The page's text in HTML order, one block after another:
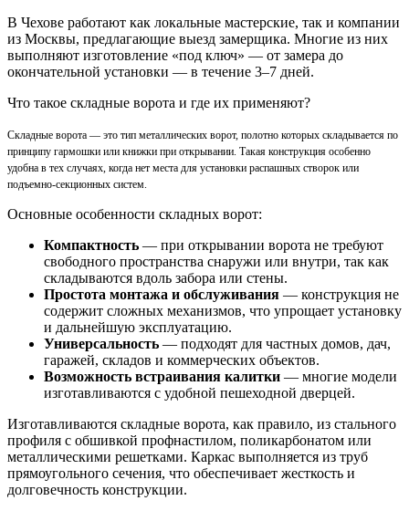
В Чехове работают как локальные мастерские, так и компании
из Москвы, предлагающие выезд замерщика. Многие из них
выполняют изготовление «под ключ» — от замера до
окончательной установки — в течение 3–7 дней.
Что такое складные ворота и где их применяют?
Складные ворота — это тип металлических ворот, полотно которых складывается по
принципу гармошки или книжки при открывании. Такая конструкция особенно
удобна в тех случаях, когда нет места для установки распашных створок или
подъемно-секционных систем.
Основные особенности складных ворот:
Компактность — при открывании ворота не требуют
свободного пространства снаружи или внутри, так как
складываются вдоль забора или стены.
Простота монтажа и обслуживания — конструкция не
содержит сложных механизмов, что упрощает установку
и дальнейшую эксплуатацию.
Универсальность — подходят для частных домов, дач,
гаражей, складов и коммерческих объектов.
Возможность встраивания калитки — многие модели
изготавливаются с удобной пешеходной дверцей.
Изготавливаются складные ворота, как правило, из стального
профиля с обшивкой профнастилом, поликарбонатом или
металлическими решетками. Каркас выполняется из труб
прямоугольного сечения, что обеспечивает жесткость и
долговечность конструкции.